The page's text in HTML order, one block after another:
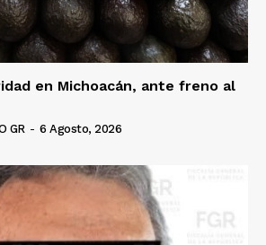
en Michoacán, ante freno al
GR - 6 Agosto, 2026